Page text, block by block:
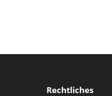
Rechtliches